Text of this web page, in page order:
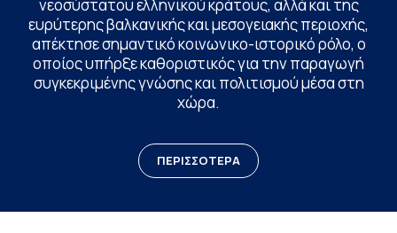
νεοσύστατου ελληνικού κράτους, αλλά και της
ευρύτερης βαλκανικής και μεσογειακής περιοχής,
απέκτησε σημαντικό κοινωνικο-ιστορικό ρόλο, ο
οποίος υπήρξε καθοριστικός για την παραγωγή
συγκεκριμένης γνώσης και πολιτισμού μέσα στη
χώρα.
ΠΕΡΙΣΣΟΤΕΡΑ